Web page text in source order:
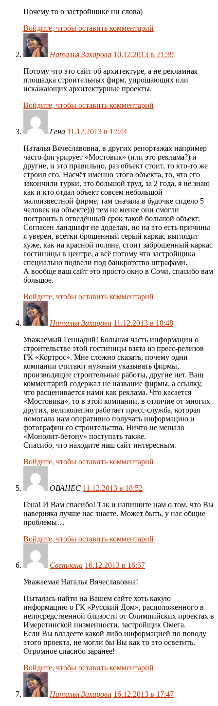
Почему то о застройщике ни слова)
Войдите, чтобы оставить комментарий
Наталья Захарова 10.12.2013 в 21:39
Потому что это сайт об архитектуре, а не рекламная
площадка строительных фирм, упрощающих или
искажающих архитектурные проекты.
Войдите, чтобы оставить комментарий
Гена 11.12.2013 в 12:44
Наталья Вячеславовна, в других репортажах например
часто фигурирует «Мостовик» (или это реклама?) и
другие, и это правильно, раз объект стоит, то кто-то же
строил его. Насчёт именно этого объекта, то, что его
закончили турки, это большой труд, за 2 года, я не знаю
как и кто отдал объект совсем небольшой
малоизвестной фирме, там сначала в будочке сидело 5
человек на объекте))) тем не менее они смогли
построить в отведённый срок такой большой объект.
Согласен ландшафт не доделан, но на это есть причины
я уверен, всётки брошенный серый каркас выглядит
хуже, как на красной поляне, стоит заброшенный каркас
гостиницы в центре, а всё потому что застройщика
специально подвели под банкротство штрафами.
А вообще ваш сайт это просто окно в Сочи, спасибо вам
большое.
Войдите, чтобы оставить комментарий
Наталья Захарова 11.12.2013 в 18:48
Уважаемый Геннадий! Большая часть информации о
строительстве этой гостиницы взята из пресс-релизов
ГК «Кортрос». Мне сложно сказать, почему одни
компании считают нужным указывать фирмы,
производящие строительные работы, другие нет. Ваш
комментарий содержал не название фирмы, а ссылку,
что расценивается нами как реклама. Что касается
«Мостовика», то в этой компании, в отличие от многих
других, великолепно работает пресс-служба, которая
помогала нам оперативно получать информацию и
фотографии со строительства. Ничто не мешало
«Монолит-бетону» поступать также.
Спасибо, что находите наш сайт интересным.
Войдите, чтобы оставить комментарий
ОВАНЕС 11.12.2013 в 18:52
Гена! И Вам спасибо! Так и напишите нам о том, что Вы
наверняка лучше нас знаете. Может быть, у нас общие
проблемы…
Войдите, чтобы оставить комментарий
Светлана 16.12.2013 в 16:57
Уважаемая Наталья Вячеславовна!
Пыталась найти на Вашем сайте хоть какую
информацию о ГК «Русский Дом», расположенного в
непосредственной близости от Олимпийских проектах в
Имеретинской низменности, застройщик Омега.
Если Вы владеете какой либо информацией по поводу
этого проекта, не могли бы Вы как то это осветить.
Огромное спасибо заранее!
Войдите, чтобы оставить комментарий
Наталья Захарова 16.12.2013 в 17:47